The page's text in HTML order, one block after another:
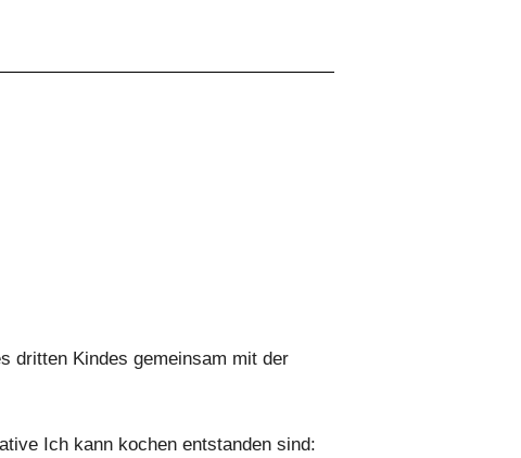
dritten Kindes gemeinsam mit der
Ich kann kochen entstanden sind: